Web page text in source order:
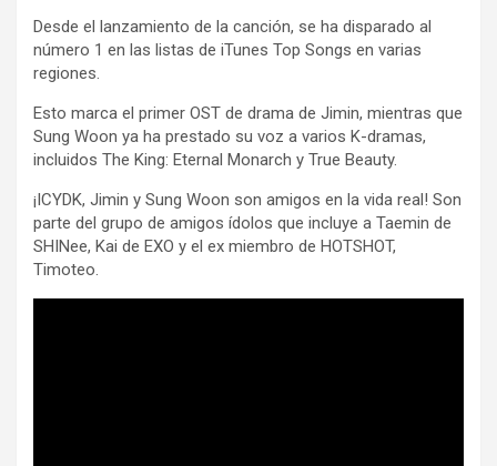
Desde el lanzamiento de la canción, se ha disparado al
número 1 en las listas de iTunes Top Songs en varias
regiones.
Esto marca el primer OST de drama de Jimin, mientras que
Sung Woon ya ha prestado su voz a varios K-dramas,
incluidos The King: Eternal Monarch y True Beauty.
¡ICYDK, Jimin y Sung Woon son amigos en la vida real! Son
parte del grupo de amigos ídolos que incluye a Taemin de
SHINee, Kai de EXO y el ex miembro de HOTSHOT,
Timoteo.